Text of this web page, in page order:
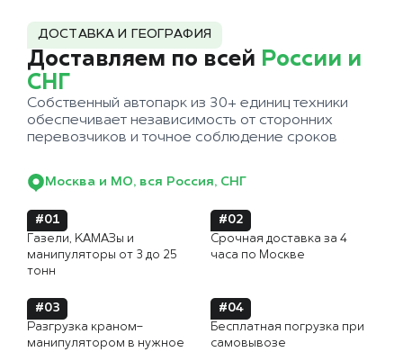
ДОСТАВКА И ГЕОГРАФИЯ
Доставляем по всей России и
СНГ
Собственный автопарк из 30+ единиц техники
обеспечивает независимость от сторонних
перевозчиков и точное соблюдение сроков
Москва и МО, вся Россия, СНГ
#01
Газели, КАМАЗы и
манипуляторы от 3 до 25
тонн
#02
Срочная доставка за 4
часа по Москве
#03
Разгрузка краном-
манипулятором в нужное
#04
Бесплатная погрузка при
самовывозе